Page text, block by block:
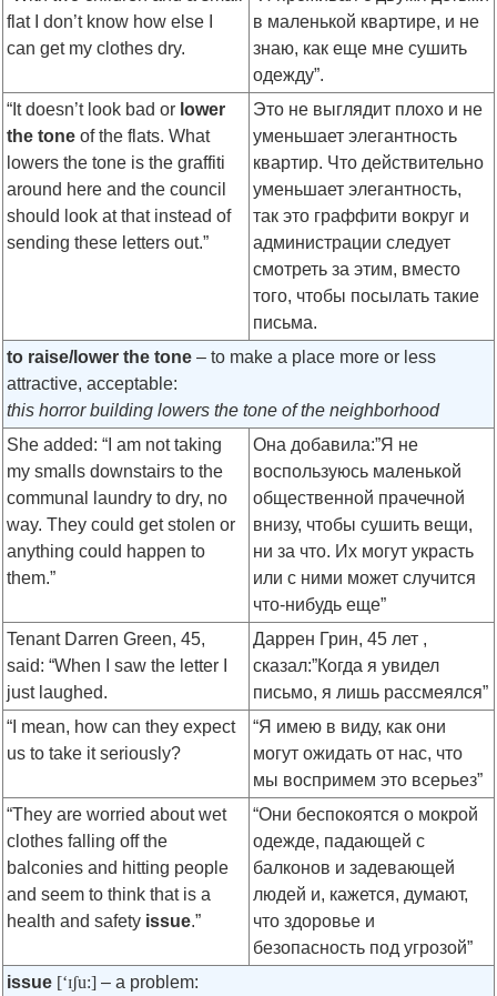
flat I don’t know how else I
can get my clothes dry.
в маленькой квартире, и не
знаю, как еще мне сушить
одежду”.
“It doesn’t look bad or lower
the tone of the flats. What
lowers the tone is the graffiti
around here and the council
should look at that instead of
sending these letters out.”
Это не выглядит плохо и не
уменьшает элегантность
квартир. Что действительно
уменьшает элегантность,
так это граффити вокруг и
администрации следует
смотреть за этим, вместо
того, чтобы посылать такие
письма.
to raise/lower the tone – to make a place more or less
attractive, acceptable:
this horror building lowers the tone of the neighborhood
She added: “I am not taking
my smalls downstairs to the
communal laundry to dry, no
way. They could get stolen or
anything could happen to
them.”
Она добавила:”Я не
воспользуюсь маленькой
общественной прачечной
внизу, чтобы сушить вещи,
ни за что. Их могут украсть
или с ними может случится
что-нибудь еще”
Tenant Darren Green, 45,
said: “When I saw the letter I
just laughed.
Даррен Грин, 45 лет ,
сказал:”Когда я увидел
письмо, я лишь рассмеялся”
“I mean, how can they expect
us to take it seriously?
“Я имею в виду, как они
могут ожидать от нас, что
мы воспримем это всерьез”
“They are worried about wet
clothes falling off the
balconies and hitting people
and seem to think that is a
health and safety issue.”
“Они беспокоятся о мокрой
одежде, падающей с
балконов и задевающей
людей и, кажется, думают,
что здоровье и
безопасность под угрозой”
issue [‘ɪʃu:] – a problem: